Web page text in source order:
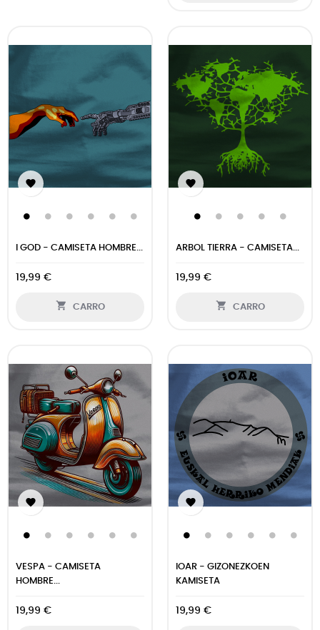

I GOD - CAMISETA HOMBRE...
19,99 €
 CARRO

ARBOL TIERRA - CAMISETA...
19,99 €
 CARRO

VESPA - CAMISETA
HOMBRE...
19,99 €

IOAR - GIZONEZKOEN
KAMISETA
19,99 €